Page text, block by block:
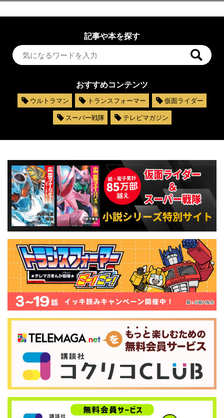
記事や本を探す
おすすめコンテンツ
ウルトラマン トランスフォーマー
仮面ライダー
スーパー戦隊
テレビマガジン